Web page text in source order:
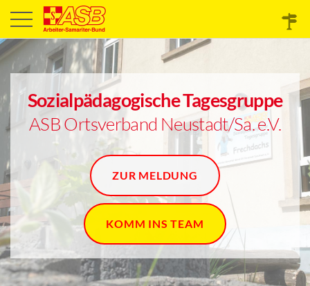
Sozialpädagogische Tagesgruppe
ASB Ortsverband Neustadt/Sa. e.V.
ZUR MELDUNG
KOMM INS TEAM